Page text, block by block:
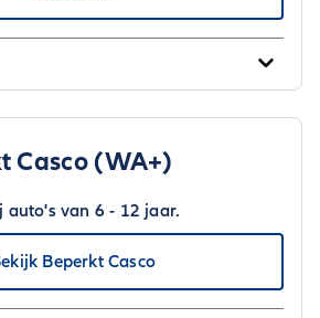
Casco (WA+)
auto's van 6 - 12 jaar.
Beperkt Casco